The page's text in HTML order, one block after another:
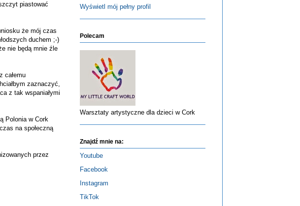
piastować
że mój czas
duchem ;-)
nie będą mnie źle
całemu
zaznaczyć,
z tak wspaniałymi
Polonia w Cork
na społeczną
przez
Wyświetl mój pełny profil
Polecam
Warsztaty artystyczne dla dzieci w Cork
Znajdź mnie na:
Youtube
Facebook
Instagram
TikTok